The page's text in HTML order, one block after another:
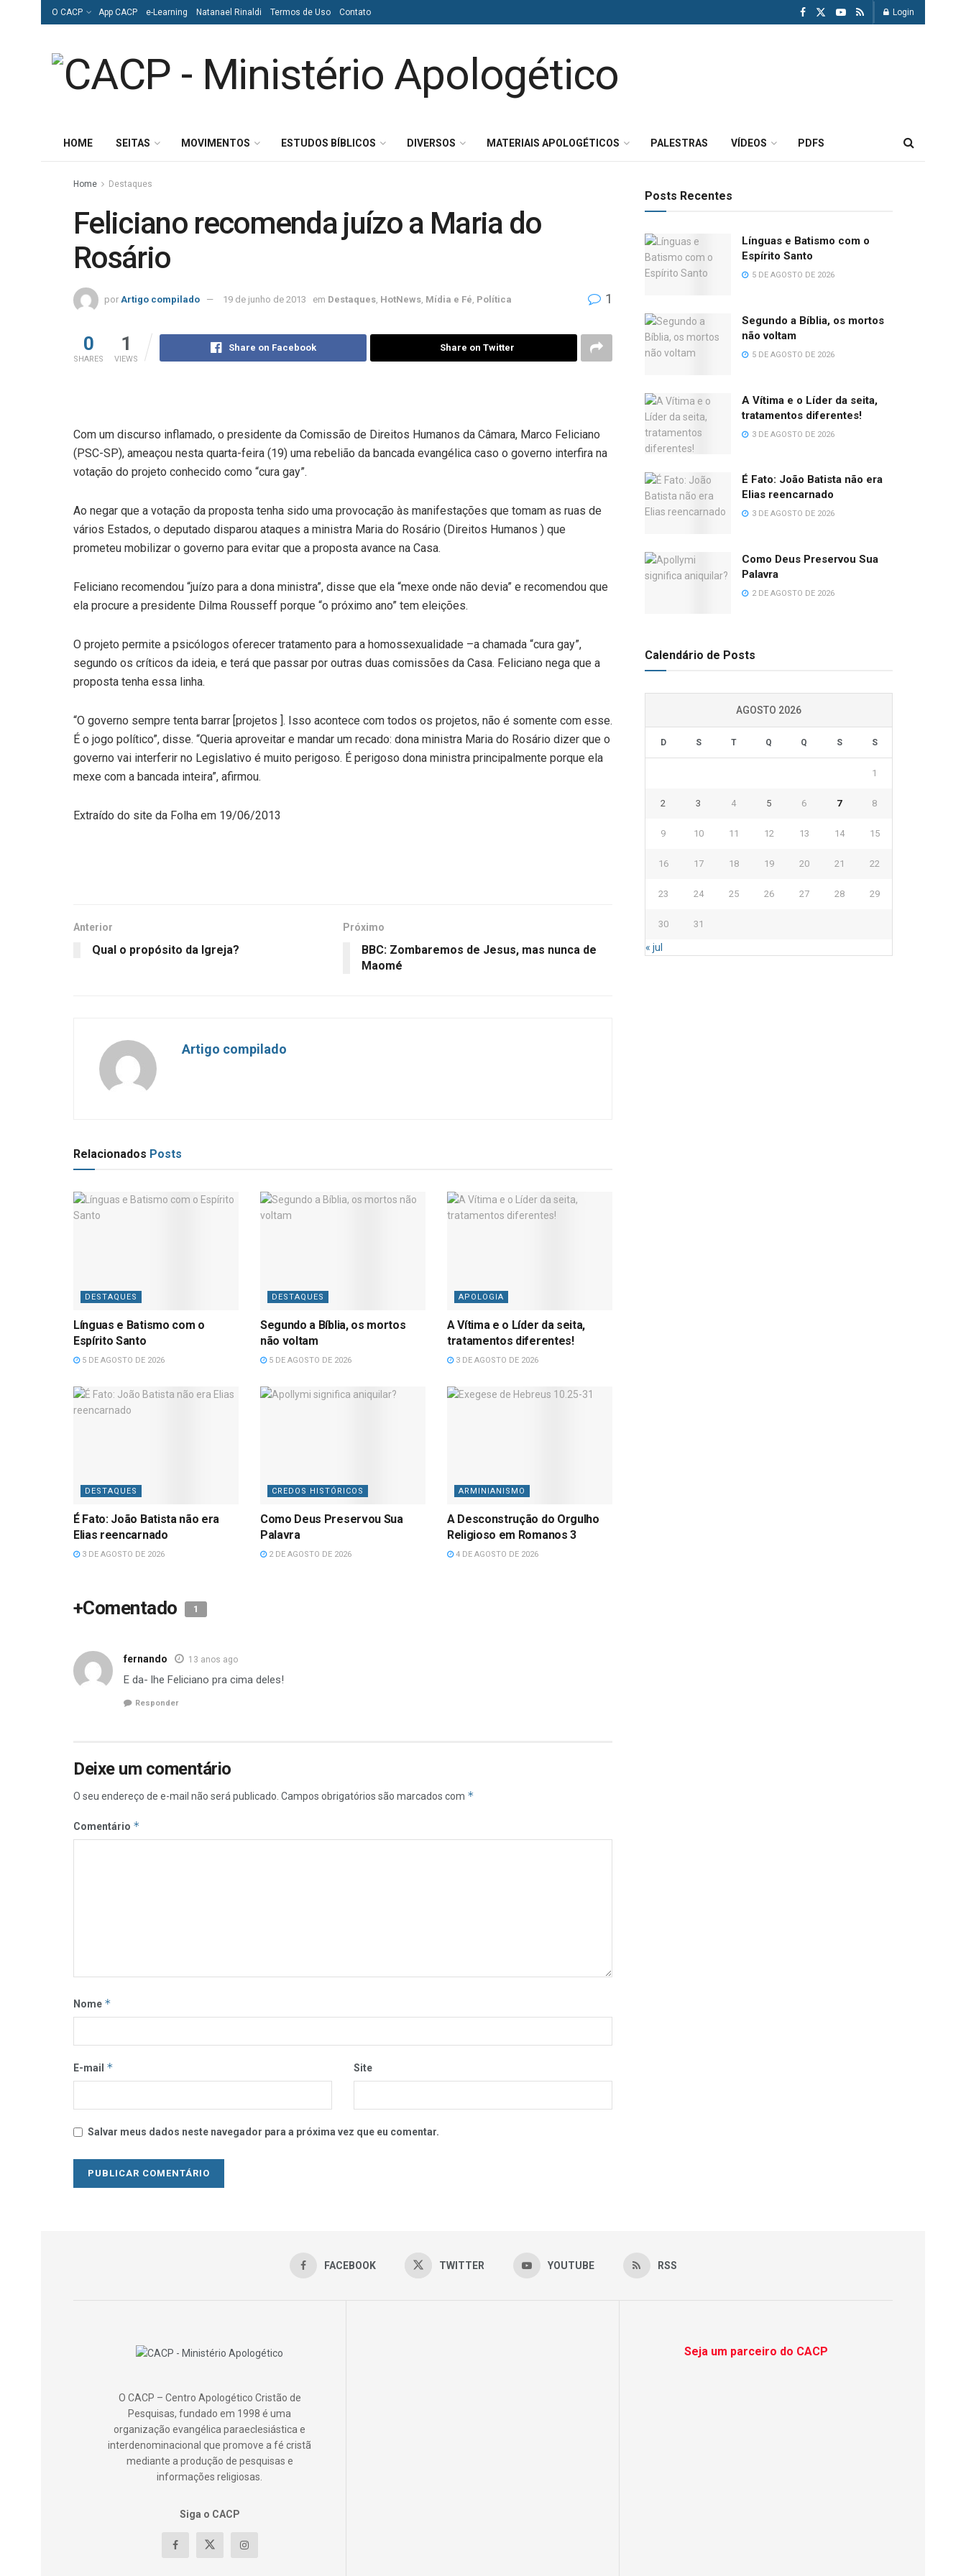
O CACP App CACP e-Learning Natanael Rinaldi Termos de Uso Contato Login
HOME SEITAS MOVIMENTOS ESTUDOS BÍBLICOS DIVERSOS MATERIAIS APOLOGÉTICOS PALESTRAS VÍDEOS PDFS
Home Destaques
Feliciano recomenda juízo a Maria do
Rosário
por Artigo compilado 19 de junho de 2013 em Destaques HotNews Mídia e Fé Política 1
0
SHARES
1
VIEWS
Share on Facebook Share on Twitter
Com um discurso inflamado, o presidente da Comissão de Direitos Humanos da Câmara, Marco Feliciano
(PSC-SP), ameaçou nesta quarta-feira (19) uma rebelião da bancada evangélica caso o governo interfira na
votação do projeto conhecido como “cura gay”.
Ao negar que a votação da proposta tenha sido uma provocação às manifestações que tomam as ruas de
vários Estados, o deputado disparou ataques a ministra Maria do Rosário (Direitos Humanos ) que
prometeu mobilizar o governo para evitar que a proposta avance na Casa.
Feliciano recomendou “juízo para a dona ministra”, disse que ela “mexe onde não devia” e recomendou que
ela procure a presidente Dilma Rousseff porque “o próximo ano” tem eleições.
O projeto permite a psicólogos oferecer tratamento para a homossexualidade –a chamada “cura gay”,
segundo os críticos da ideia, e terá que passar por outras duas comissões da Casa. Feliciano nega que a
proposta tenha essa linha.
“O governo sempre tenta barrar [projetos ]. Isso acontece com todos os projetos, não é somente com esse.
É o jogo político”, disse. “Queria aproveitar e mandar um recado: dona ministra Maria do Rosário dizer que o
governo vai interferir no Legislativo é muito perigoso. É perigoso dona ministra principalmente porque ela
mexe com a bancada inteira”, afirmou.
Extraído do site da Folha em 19/06/2013
Anterior
Qual o propósito da Igreja?
Próximo
BBC: Zombaremos de Jesus, mas nunca de
Maomé
Artigo compilado
Relacionados Posts
DESTAQUES
Línguas e Batismo com o
Espírito Santo
5 DE AGOSTO DE 2026
DESTAQUES
Segundo a Bíblia, os mortos
não voltam
5 DE AGOSTO DE 2026
APOLOGIA
A Vítima e o Líder da seita,
tratamentos diferentes!
3 DE AGOSTO DE 2026
DESTAQUES
É Fato: João Batista não era
Elias reencarnado
3 DE AGOSTO DE 2026
CREDOS HISTÓRICOS
Como Deus Preservou Sua
Palavra
2 DE AGOSTO DE 2026
ARMINIANISMO
A Desconstrução do Orgulho
Religioso em Romanos 3
4 DE AGOSTO DE 2026
+Comentado 1
fernando 13 anos ago
E da- lhe Feliciano pra cima deles!
Responder
Deixe um comentário
O seu endereço de e-mail não será publicado. Campos obrigatórios são marcados com *
Comentário *
Nome *
E-mail * Site
Salvar meus dados neste navegador para a próxima vez que eu comentar.
Posts Recentes
Línguas e Batismo com o
Espírito Santo
5 DE AGOSTO DE 2026
Segundo a Bíblia, os mortos
não voltam
5 DE AGOSTO DE 2026
A Vítima e o Líder da seita,
tratamentos diferentes!
3 DE AGOSTO DE 2026
É Fato: João Batista não era
Elias reencarnado
3 DE AGOSTO DE 2026
Como Deus Preservou Sua
Palavra
2 DE AGOSTO DE 2026
Calendário de Posts
AGOSTO 2026
D S T Q Q S S
1
2 3 4 5 6 7 8
9 10 11 12 13 14 15
16 17 18 19 20 21 22
23 24 25 26 27 28 29
30 31
« jul
FACEBOOK TWITTER YOUTUBE RSS
O CACP – Centro Apologético Cristão de
Pesquisas, fundado em 1998 é uma
organização evangélica paraeclesiástica e
interdenominacional que promove a fé cristã
mediante a produção de pesquisas e
informações religiosas.
Siga o CACP
Seja um parceiro do CACP